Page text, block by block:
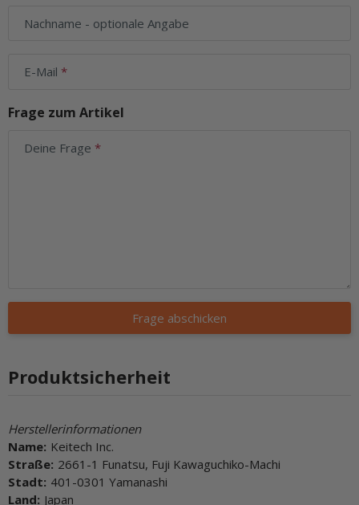
Nachname - optionale Angabe
E-Mail
Frage zum Artikel
Deine Frage
Frage abschicken
Produktsicherheit
Herstellerinformationen
Name: Keitech Inc.
Straße: 2661-1 Funatsu, Fuji Kawaguchiko-Machi
Stadt: 401-0301 Yamanashi
Land: Japan